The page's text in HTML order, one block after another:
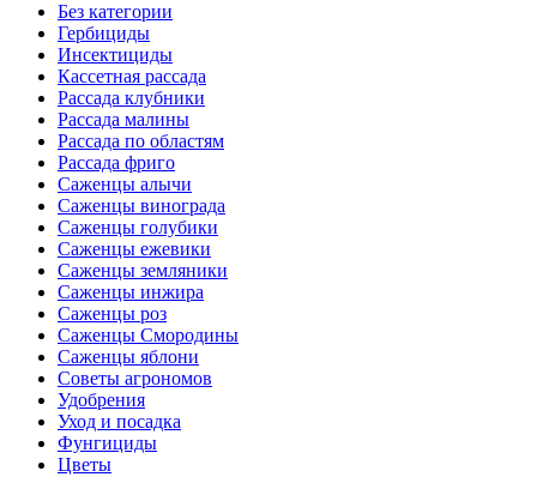
Без категории
Гербициды
Инсектициды
Кассетная рассада
Рассада клубники
Рассада малины
Рассада по областям
Рассада фриго
Саженцы алычи
Саженцы винограда
Саженцы голубики
Саженцы ежевики
Саженцы земляники
Саженцы инжира
Саженцы роз
Саженцы Смородины
Саженцы яблони
Советы агрономов
Удобрения
Уход и посадка
Фунгициды
Цветы